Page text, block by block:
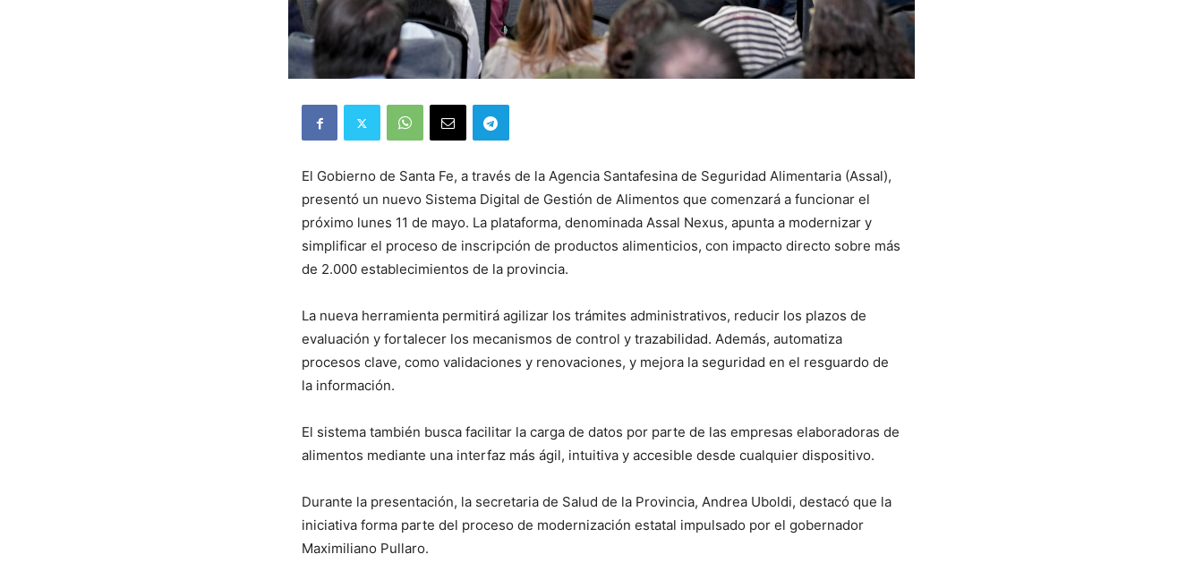
El Gobierno de Santa Fe, a través de la Agencia Santafesina de Seguridad Alimentaria (Assal),
presentó un nuevo Sistema Digital de Gestión de Alimentos que comenzará a funcionar el
próximo lunes 11 de mayo. La plataforma, denominada Assal Nexus, apunta a modernizar y
simplificar el proceso de inscripción de productos alimenticios, con impacto directo sobre más
de 2.000 establecimientos de la provincia.
La nueva herramienta permitirá agilizar los trámites administrativos, reducir los plazos de
evaluación y fortalecer los mecanismos de control y trazabilidad. Además, automatiza
procesos clave, como validaciones y renovaciones, y mejora la seguridad en el resguardo de
la información.
El sistema también busca facilitar la carga de datos por parte de las empresas elaboradoras de
alimentos mediante una interfaz más ágil, intuitiva y accesible desde cualquier dispositivo.
Durante la presentación, la secretaria de Salud de la Provincia, Andrea Uboldi, destacó que la
iniciativa forma parte del proceso de modernización estatal impulsado por el gobernador
Maximiliano Pullaro.